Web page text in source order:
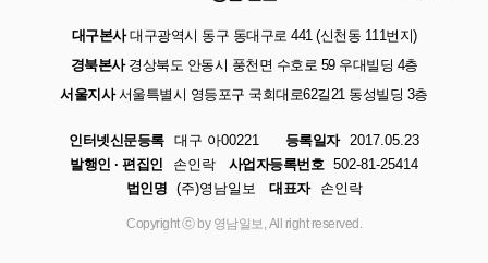
대구본사대구광역시 동구 동대구로 441 (신천동 111번지)
경북본사경상북도 안동시 풍천면 수호로 59 우대빌딩 4층
서울지사서울특별시 영등포구 국회대로62길21 동성빌딩 3층
인터넷신문등록 대구 아00221 등록일자
2017.05.23
발행인 · 편집인
손인락 사업자등록번호 502-81-25414
법인명 (주)영남일보 대표자 손인락
Copyright ⓒ by 영남일보, All right reserved.